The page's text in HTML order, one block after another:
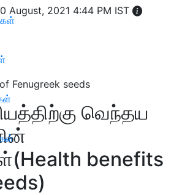
August, 2021 4:44 PM IST
Fenugreek seeds
வெந்தய
benefits